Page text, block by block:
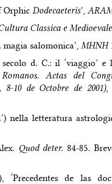
Orphic Dodecaeteris’,
Classica e Medioevale
salomonica’, MHNH
d. C.: il ‘viaggio’ e
Actas del
10 de Octobre de 2001),
nella letteratura
Quod deter. 84-85.
de las